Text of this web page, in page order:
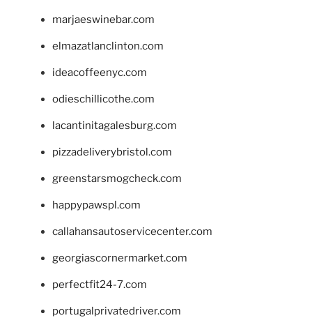
marjaeswinebar.com
elmazatlanclinton.com
ideacoffeenyc.com
odieschillicothe.com
lacantinitagalesburg.com
pizzadeliverybristol.com
greenstarsmogcheck.com
happypawspl.com
callahansautoservicecenter.com
georgiascornermarket.com
perfectfit24-7.com
portugalprivatedriver.com